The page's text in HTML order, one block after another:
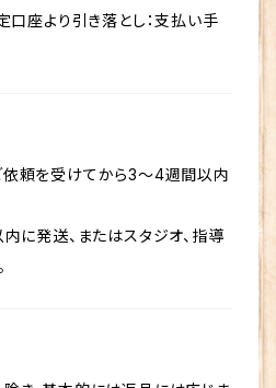
口座より引き落とし：支払い手
頼を受けてから3～4週間以内
に発送、またはスタジオ、指導